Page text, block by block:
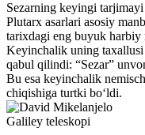
Sezarning keyingi
Plutarx asarlari asosiy
tarixdagi eng buyuk harbiy
Keyinchalik uning taxallusi
qabul qilindi: “Sezar”
Bu esa keyinchalik
chiqishiga turtki boʻldi.
Galiley teleskopi